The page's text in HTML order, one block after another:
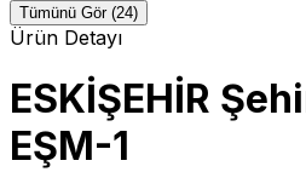
Tümünü Gör (24)
Ürün Detayı
ESKİŞEHİR
EŞM-1